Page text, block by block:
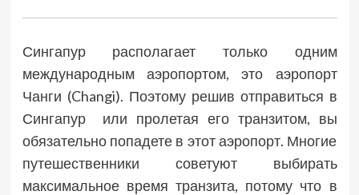
Сингапур располагает только одним
международным аэропортом, это аэропорт
Чанги (Changi). Поэтому решив отправиться в
Сингапур или пролетая его транзитом, вы
обязательно попадете в этот аэропорт. Многие
путешественники советуют выбирать
максимальное время транзита, потому что в